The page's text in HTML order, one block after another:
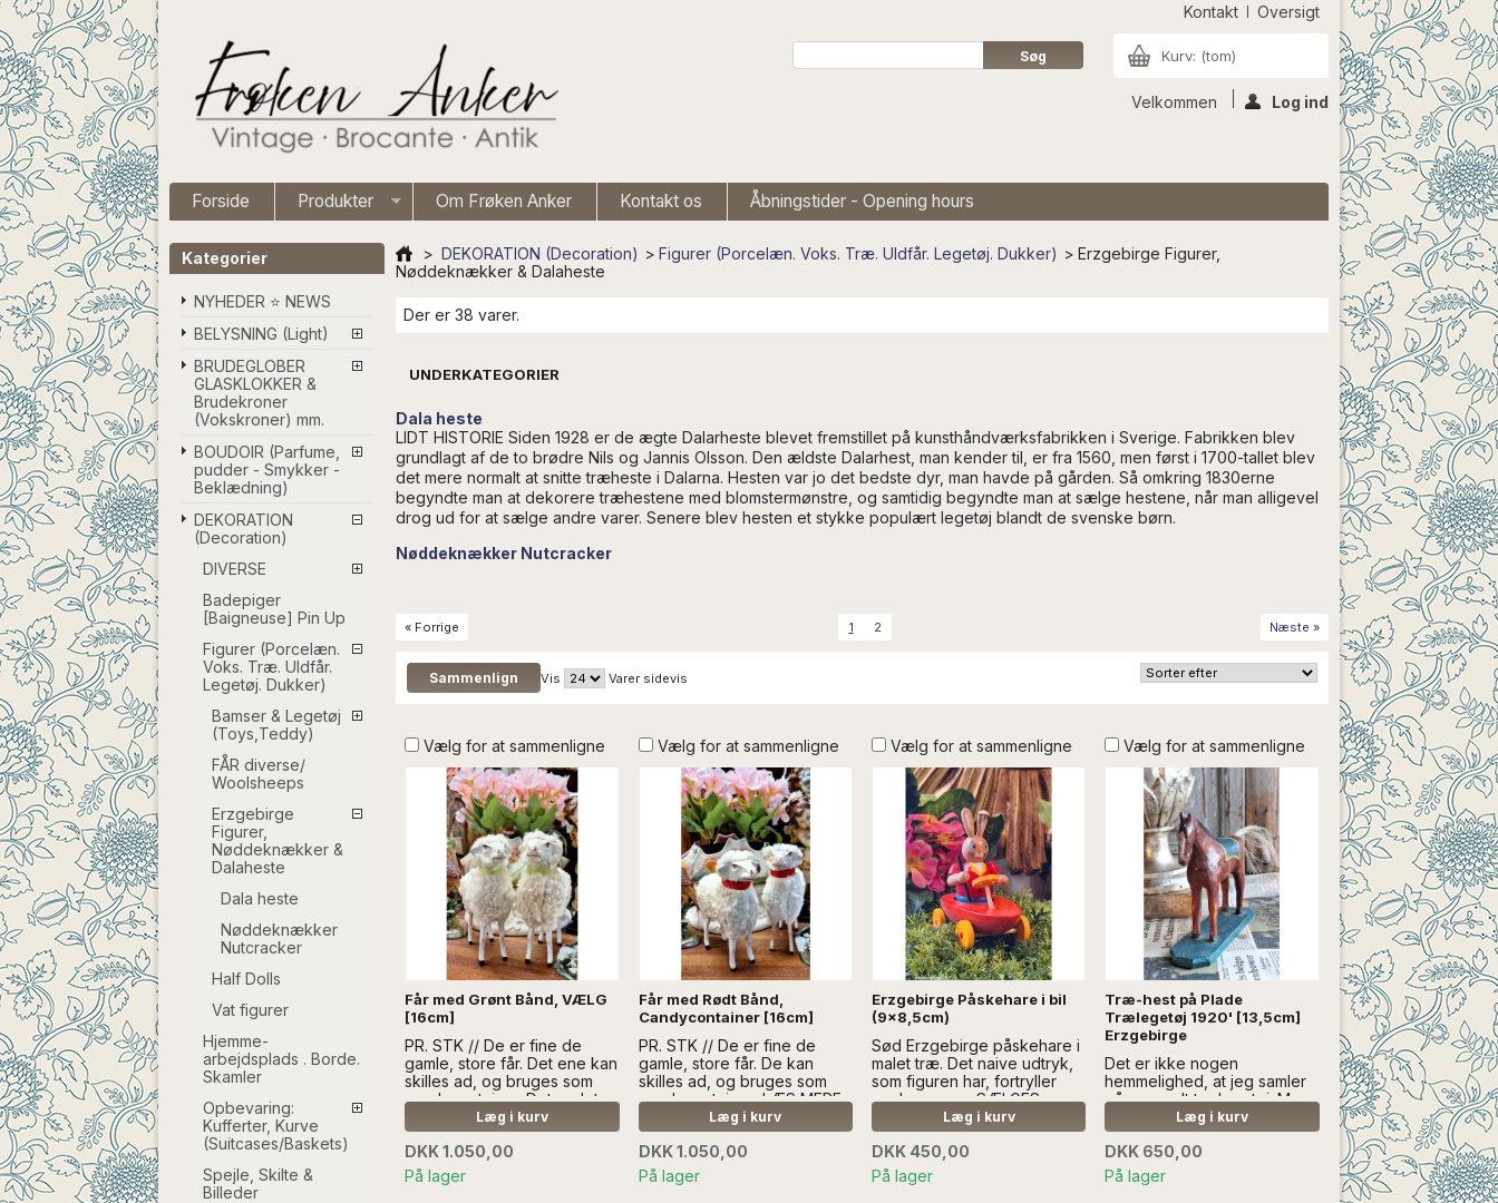
Kontakt Oversigt
Kurv: (tom)
Velkommen Log ind
Forside Produkter Om Frøken Anker Kontakt os Åbningstider - Opening hours
Kategorier
NYHEDER ⭐ NEWS
BELYSNING (Light)
BRUDEGLOBER
GLASKLOKKER &
Brudekroner
(Vokskroner) mm.
BOUDOIR (Parfume,
pudder - Smykker -
Beklædning)
DEKORATION
(Decoration)
DIVERSE
Badepiger
[Baigneuse] Pin Up
Figurer (Porcelæn.
Voks. Træ. Uldfår.
Legetøj. Dukker)
Bamser & Legetøj
(Toys,Teddy)
FÅR diverse/
Woolsheeps
Erzgebirge
Figurer,
Nøddeknækker &
Dalaheste
Dala heste
Nøddeknækker
Nutcracker
Half Dolls
Vat figurer
Hjemme-
arbejdsplads . Borde.
Skamler
Opbevaring:
Kufferter, Kurve
(Suitcases/Baskets)
Spejle, Skilte &
Billeder
> DEKORATION (Decoration) > Figurer (Porcelæn. Voks. Træ. Uldfår. Legetøj. Dukker) > Erzgebirge Figurer,
Nøddeknækker & Dalaheste
Der er 38 varer.
UNDERKATEGORIER
Dala heste
LIDT HISTORIE Siden 1928 er de ægte Dalarheste blevet fremstillet på kunsthåndværksfabrikken i Sverige. Fabrikken blev
grundlagt af de to brødre Nils og Jannis Olsson. Den ældste Dalarhest, man kender til, er fra 1560, men først i 1700-tallet blev
det mere normalt at snitte træheste i Dalarna. Hesten var jo det bedste dyr, man havde på gården. Så omkring 1830erne
begyndte man at dekorere træhestene med blomstermønstre, og samtidig begyndte man at sælge hestene, når man alligevel
drog ud for at sælge andre varer. Senere blev hesten et stykke populært legetøj blandt de svenske børn.
Nøddeknækker Nutcracker
« Forrige 1 2 Næste »
Vis Varer sidevis
Vælg for at sammenligne
Får med Grønt Bånd, VÆLG
[16cm]
PR. STK // De er fine de
gamle, store får. Det ene kan
skilles ad, og bruges som
candycontainer. Det andet
bræger...LÆS MERE I
BESKRIVELSEN SÆLGES
UDEN ANDEN DEKORATION
Læg i kurv
DKK 1.050,00
På lager
Vælg for at sammenligne
Får med Rødt Bånd,
Candycontainer [16cm]
PR. STK // De er fine de
gamle, store får. De kan
skilles ad, og bruges som
candycontainer...LÆS MERE
SÆLGES UDEN ANDEN
DEKORATION
Læg i kurv
DKK 1.050,00
På lager
Vælg for at sammenligne
Erzgebirge Påskehare i bil
(9x8,5cm)
Sød Erzgebirge påskehare i
malet træ. Det naive udtryk,
som figuren har, fortryller
os...Læs mere SÆLGES
UDEN ANDEN DEKORATION
Læg i kurv
DKK 450,00
På lager
Vælg for at sammenligne
Træ-hest på Plade
Trælegetøj 1920' [13,5cm]
Erzgebirge
Det er ikke nogen
hemmelighed, at jeg samler
på gammelt trælegetøj. Men
nogle gange skal der også
sælges noget af det...Læs
mere SÆLGES UDEN ANDEN
REGI
Læg i kurv
DKK 650,00
På lager